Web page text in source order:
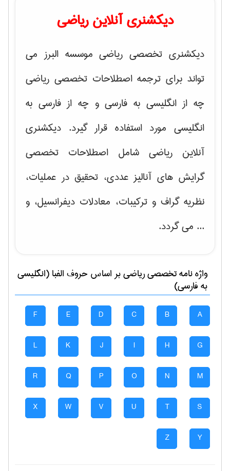
دیکشنری آنلاین ریاضی
دیکشنری تخصصی ریاضی موسسه البرز می
تواند برای ترجمه اصطلاحات تخصصی ریاضی
چه از انگلیسی به فارسی و چه از فارسی به
انگلیسی مورد استفاده قرار گیرد. دیکشنری
آنلاین ریاضی شامل اصطلاحات تخصصی
گرایش های آنالیز عددی، تحقیق در عملیات،
نظریه گراف و تركیبات، معادلات دیفرانسیل، و
... می گردد.
واژه نامه تخصصیرياضیبر اساس حروف الفبا (انگلیسی
به فارسی)
A
B
C
D
E
F
G
H
I
J
K
L
M
N
O
P
Q
R
S
T
U
V
W
X
Y
Z